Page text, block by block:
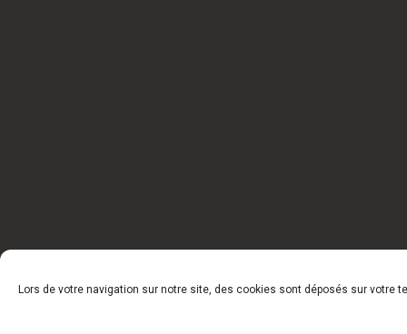
Lors de votre navigation sur notre site, des cookies sont déposés sur votre